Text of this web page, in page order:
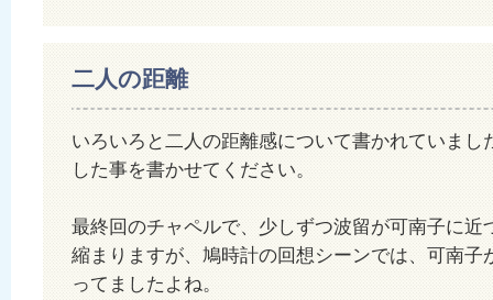
二人の距離
いろいろと二人の距離感について書かれていまし
した事を書かせてください。
最終回のチャペルで、少しずつ波留が可南子に近
縮まりますが、鳩時計の回想シーンでは、可南子
ってましたよね。